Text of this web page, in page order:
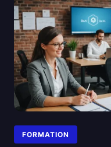
FORMATION